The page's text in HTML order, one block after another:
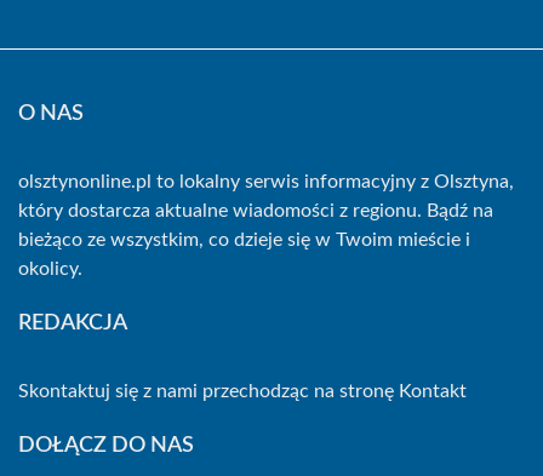
O NAS
olsztynonline.pl to lokalny serwis informacyjny z Olsztyna,
który dostarcza aktualne wiadomości z regionu. Bądź na
bieżąco ze wszystkim, co dzieje się w Twoim mieście i
okolicy.
REDAKCJA
Skontaktuj się z nami przechodząc na stronę Kontakt
DOŁĄCZ DO NAS